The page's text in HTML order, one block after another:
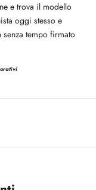
e trova il modello
oggi stesso e
tempo firmato